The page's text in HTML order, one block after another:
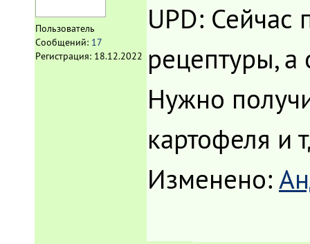
Пользователь
Сообщений: 17
Регистрация: 18.12.2022
UPD: Сейчас
рецептуры, а
Нужно
картофеля и
Изменено: